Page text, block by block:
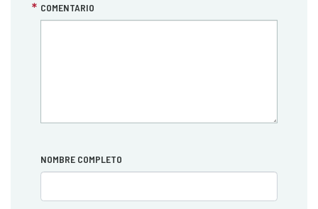
COMENTARIO
NOMBRE COMPLETO